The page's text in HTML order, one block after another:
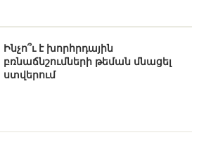
Ինչո՞ւ է խորհրդային
բռնաճնշումների թեման մնացել
ստվերում